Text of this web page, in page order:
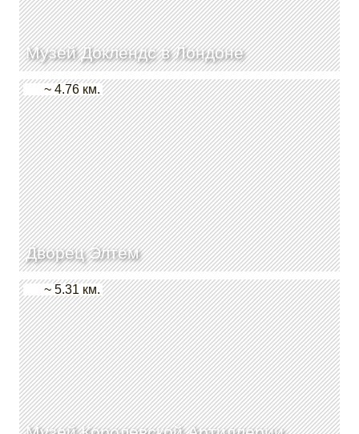
Музей Доклендс в Лондоне
Дворец Элтем
~ 4.76 км.
~ 5.31 км.